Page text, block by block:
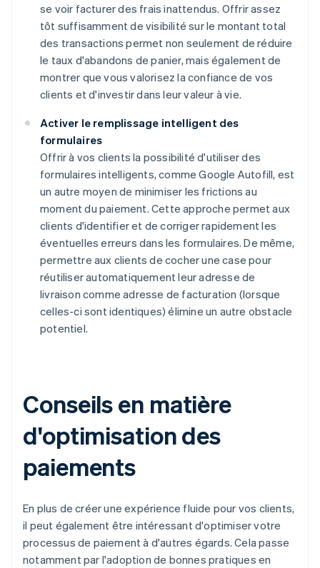
se voir facturer des frais inattendus. Offrir assez
tôt suffisamment de visibilité sur le montant total
des transactions permet non seulement de réduire
le taux d'abandons de panier, mais également de
montrer que vous valorisez la confiance de vos
clients et d'investir dans leur valeur à vie.
Activer le remplissage intelligent des
formulaires
Offrir à vos clients la possibilité d'utiliser des
formulaires intelligents, comme Google Autofill, est
un autre moyen de minimiser les frictions au
moment du paiement. Cette approche permet aux
clients d'identifier et de corriger rapidement les
éventuelles erreurs dans les formulaires. De même,
permettre aux clients de cocher une case pour
réutiliser automatiquement leur adresse de
livraison comme adresse de facturation (lorsque
celles-ci sont identiques) élimine un autre obstacle
potentiel.
Conseils en matière
d'optimisation des
paiements
En plus de créer une expérience fluide pour vos clients,
il peut également être intéressant d'optimiser votre
processus de paiement à d'autres égards. Cela passe
notamment par l'adoption de bonnes pratiques en